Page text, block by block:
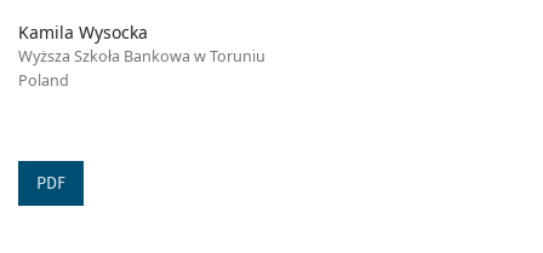
Kamila Wysocka
Wyższa Szkoła Bankowa w Toruniu
Poland
PDF